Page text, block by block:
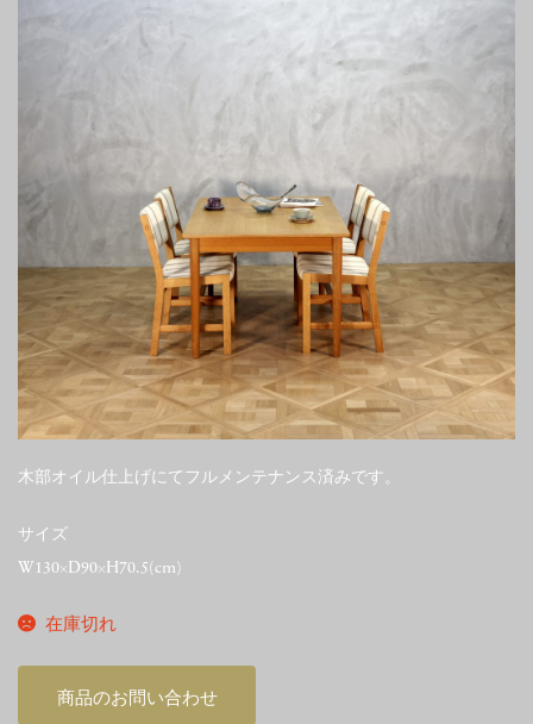
木部オイル仕上げにてフルメンテナンス済みです。
サイズ
W130×D90×H70.5(cm)
在庫切れ
商品のお問い合わせ